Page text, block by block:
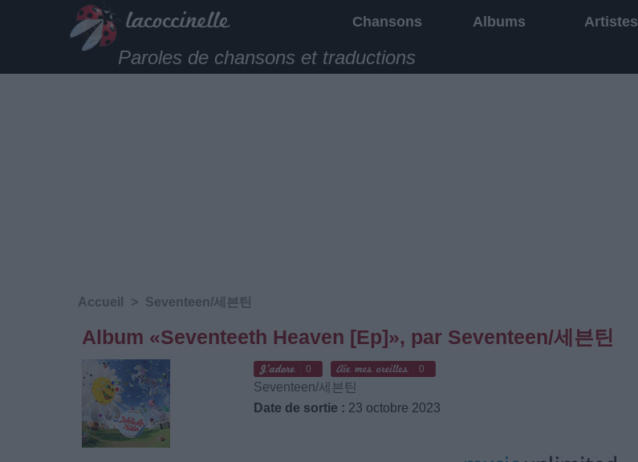
Chansons Albums Artistes
Paroles de chansons et traductions
Accueil > Seventeen/세븐틴
Album «Seventeeth Heaven [Ep]», par Seventeen/세븐틴
0 0
Seventeen/세븐틴
Date de sortie : 23 octobre 2023